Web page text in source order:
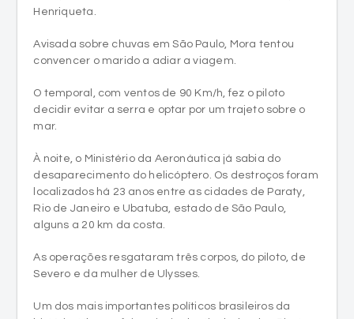
convencer o marido a adiar a viagem.
O temporal, com ventos de 90 Km/h, fez o piloto
decidir evitar a serra e optar por um trajeto sobre o
À noite, o Ministério da Aeronáutica já sabia do
desaparecimento do helicóptero. Os destroços foram
Rio de Janeiro e Ubatuba, estado de São Paulo,
alguns a 20 km da costa.
As operações resgataram três corpos, do piloto, de
Severo e da mulher de Ulysses.
Um dos mais importantes políticos brasileiros da
história, Ulysses foi o principal articulador das Diretas-